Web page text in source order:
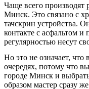
РЕМОНТ
РЕМОНТ
РЕМОНТ
РЕМОНТ
РЕМОНТ
РЕМОНТ
РЕМОНТ
РЕМОНТ
ЦЕНТРОВ
РЕМОНТ
РЕМОНТ
РЕМОНТ
Чаще всего производят
Минск. Это связано с
тачскрин устройства.
контакте с асфальтом и
регулярностью несут
Но это не означает,
очередях, потому что
городе Минск и
образом мастер сразу